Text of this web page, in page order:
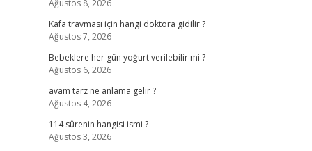
Ağustos 8, 2026
Kafa travması için hangi doktora gidilir ?
Ağustos 7, 2026
Bebeklere her gün yoğurt verilebilir mi ?
Ağustos 6, 2026
avam tarz ne anlama gelir ?
Ağustos 4, 2026
114 sûrenin hangisi ismi ?
Ağustos 3, 2026